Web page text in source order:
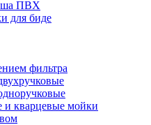
ПВХ
для биде
фильтра
и кварцевые мойки